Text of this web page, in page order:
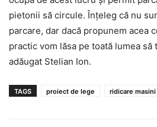
pietonii să circule. Înţeleg că nu
parcare, dar dacă propunem acea
practic vom lăsa pe toată lumea să
adăugat Stelian Ion.
TAGS proiect de lege ridicare masini